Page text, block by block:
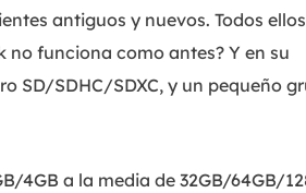
antiguos y nuevos. Todos ellos
funciona como antes? Y en su
SD/SDHC/SDXC, y un pequeño
4GB a la media de 32GB/64GB/